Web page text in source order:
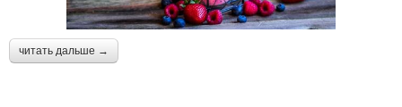
читать дальше →